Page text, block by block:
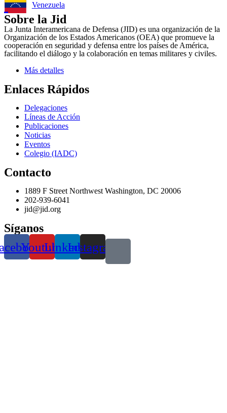
Venezuela
Sobre la Jid
La Junta Interamericana de Defensa (JID) es una organización de la
Organización de los Estados Americanos (OEA) que promueve la
cooperación en seguridad y defensa entre los países de América,
facilitando el diálogo y la colaboración en temas militares y civiles.
Más detalles
Enlaces Rápidos
Delegaciones
Líneas de Acción
Publicaciones
Noticias
Eventos
Colegio (IADC)
Contacto
1889 F Street Northwest Washington, DC 20006
202-939-6041
jid@jid.org
Síganos
YoutubeLinkedin
Instagram